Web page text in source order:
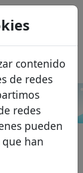
contenido
de redes
redes
pueden
han
Buscar